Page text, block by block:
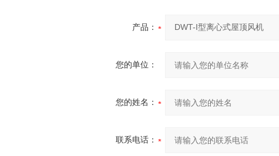
产品：
您的单位：
您的姓名：
联系电话：